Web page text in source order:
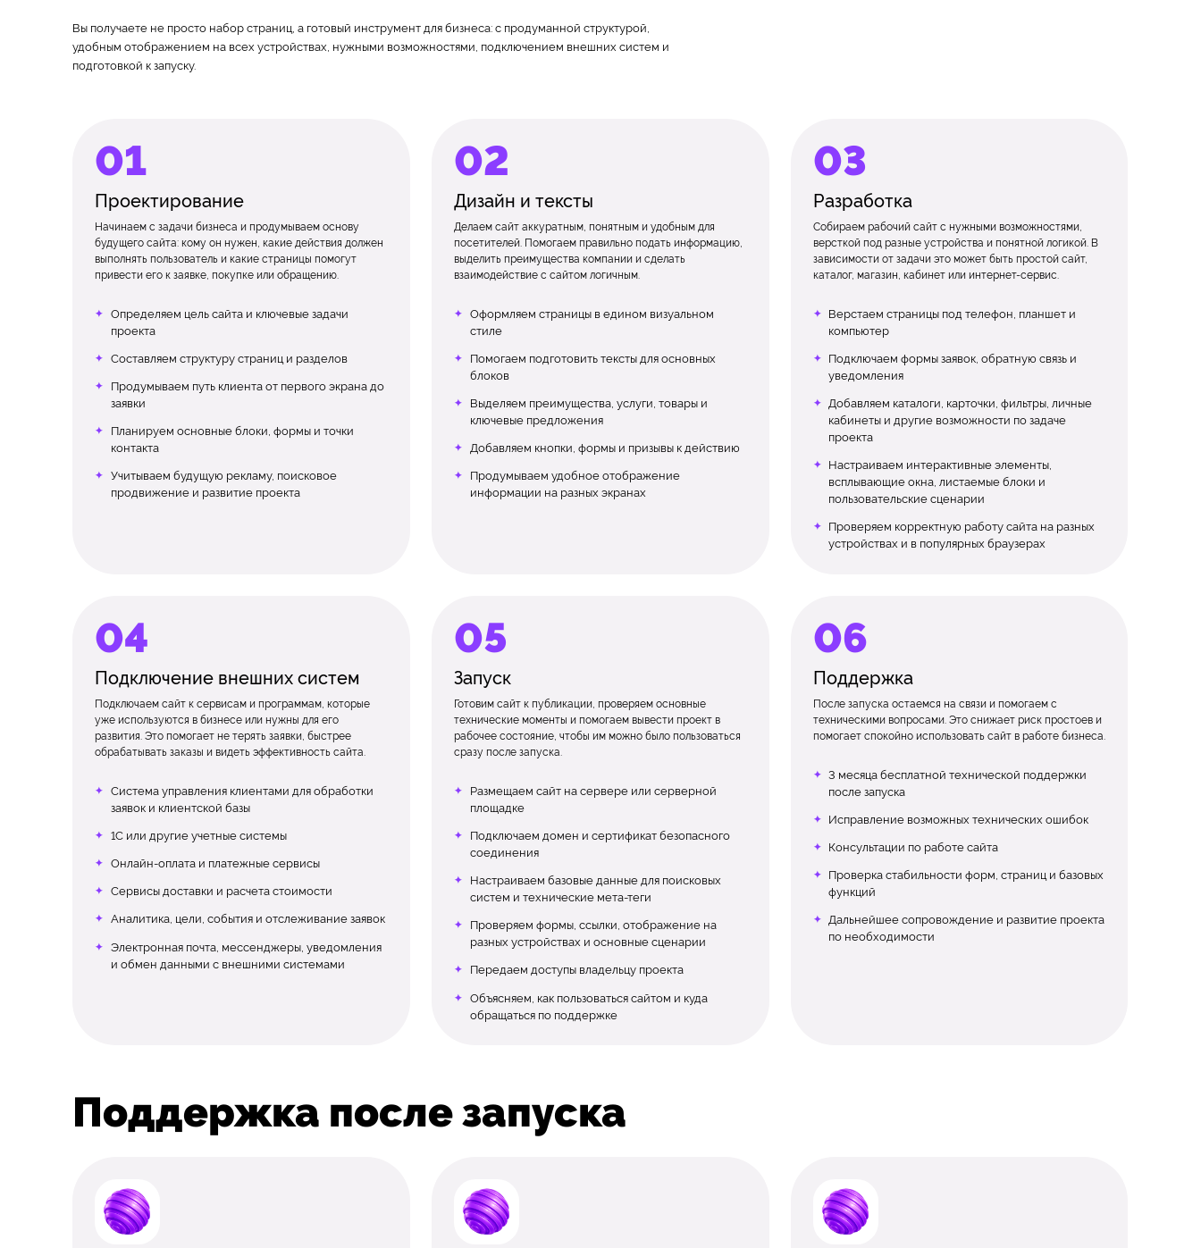
Вы получаете не просто набор страниц, а готовый инструмент для бизнеса: с продуманной структурой,
удобным отображением на всех устройствах, нужными возможностями, подключением внешних систем и
подготовкой к запуску.
Проектирование
Начинаем с задачи бизнеса и продумываем основу
будущего сайта: кому он нужен, какие действия должен
выполнять пользователь и какие страницы помогут
привести его к заявке, покупке или обращению.
Определяем цель сайта и ключевые задачи
проекта
Составляем структуру страниц и разделов
Продумываем путь клиента от первого экрана до
заявки
Планируем основные блоки, формы и точки
контакта
Учитываем будущую рекламу, поисковое
продвижение и развитие проекта
Дизайн и тексты
Делаем сайт аккуратным, понятным и удобным для
посетителей. Помогаем правильно подать информацию,
выделить преимущества компании и сделать
взаимодействие с сайтом логичным.
Оформляем страницы в едином визуальном
стиле
Помогаем подготовить тексты для основных
блоков
Выделяем преимущества, услуги, товары и
ключевые предложения
Добавляем кнопки, формы и призывы к действию
Продумываем удобное отображение
информации на разных экранах
Разработка
Собираем рабочий сайт с нужными возможностями,
версткой под разные устройства и понятной логикой. В
зависимости от задачи это может быть простой сайт,
каталог, магазин, кабинет или интернет-сервис.
Верстаем страницы под телефон, планшет и
компьютер
Подключаем формы заявок, обратную связь и
уведомления
Добавляем каталоги, карточки, фильтры, личные
кабинеты и другие возможности по задаче
проекта
Настраиваем интерактивные элементы,
всплывающие окна, листаемые блоки и
пользовательские сценарии
Проверяем корректную работу сайта на разных
устройствах и в популярных браузерах
Подключение внешних систем
Подключаем сайт к сервисам и программам, которые
уже используются в бизнесе или нужны для его
развития. Это помогает не терять заявки, быстрее
обрабатывать заказы и видеть эффективность сайта.
Система управления клиентами для обработки
заявок и клиентской базы
1С или другие учетные системы
Онлайн-оплата и платежные сервисы
Сервисы доставки и расчета стоимости
Аналитика, цели, события и отслеживание заявок
Электронная почта, мессенджеры, уведомления
и обмен данными с внешними системами
Запуск
Готовим сайт к публикации, проверяем основные
технические моменты и помогаем вывести проект в
рабочее состояние, чтобы им можно было пользоваться
сразу после запуска.
Размещаем сайт на сервере или серверной
площадке
Подключаем домен и сертификат безопасного
соединения
Настраиваем базовые данные для поисковых
систем и технические мета-теги
Проверяем формы, ссылки, отображение на
разных устройствах и основные сценарии
Передаем доступы владельцу проекта
Объясняем, как пользоваться сайтом и куда
обращаться по поддержке
Поддержка
После запуска остаемся на связи и помогаем с
техническими вопросами. Это снижает риск простоев и
помогает спокойно использовать сайт в работе бизнеса.
3 месяца бесплатной технической поддержки
после запуска
Исправление возможных технических ошибок
Консультации по работе сайта
Проверка стабильности форм, страниц и базовых
функций
Дальнейшее сопровождение и развитие проекта
по необходимости
Поддержка после запуска